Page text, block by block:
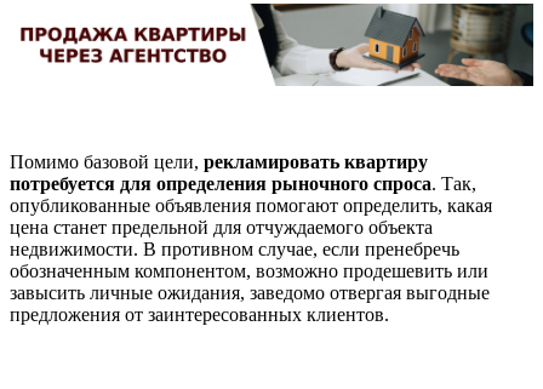
Помимо базовой цели, рекламировать квартиру
потребуется для определения рыночного спроса. Так,
опубликованные объявления помогают определить, какая
цена станет предельной для отчуждаемого объекта
недвижимости. В противном случае, если пренебречь
обозначенным компонентом, возможно продешевить или
завысить личные ожидания, заведомо отвергая выгодные
предложения от заинтересованных клиентов.